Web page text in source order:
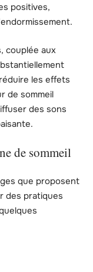
positives,
couplée aux
les effets
de sommeil
des sons
de sommeil
que proposent
des pratiques